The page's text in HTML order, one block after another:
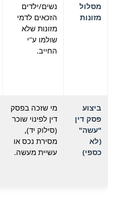
מסלול
מזונות
נשים/ילדים
הזכאים לדמי
מזונות שלא
שולמו ע"י
החייב.
ביצוע
פסק דין
"עשה"
(לא
כספי)
מי שזכה בפסק
דין לפינוי שוכר
(סילוק יד),
מסירת נכס או
עשיית מעשה.